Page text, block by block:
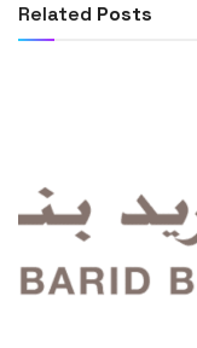
Related Posts